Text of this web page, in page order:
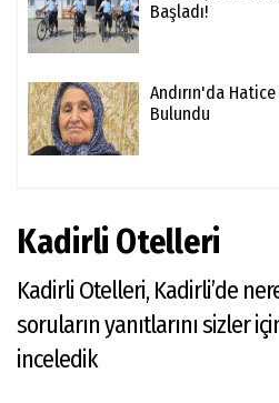
Başladı!
Andırın'da
Bulundu
Kadirli Otelleri
Kadirli Otelleri, Kadirli’de
soruların yanıtlarını sizler
inceledik